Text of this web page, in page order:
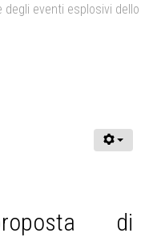
eventi esplosivi dello
di